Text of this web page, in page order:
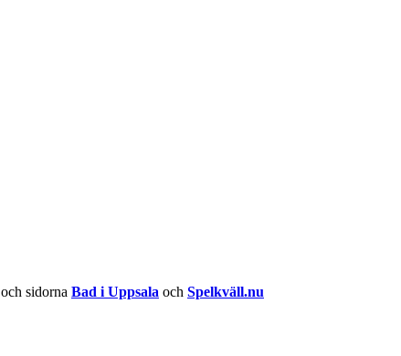
och sidorna Bad i Uppsala och Spelkväll.nu